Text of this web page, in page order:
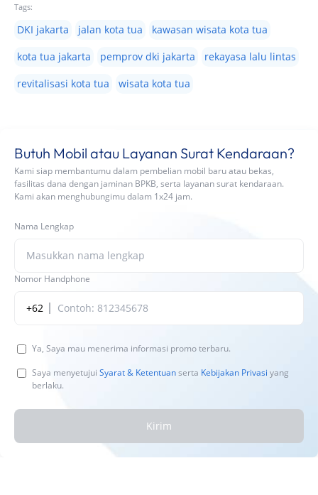
Tags:
DKI jakarta jalan kota tua
kawasan wisata kota tua
kota tua jakarta
pemprov dki jakarta
rekayasa lalu lintas
revitalisasi kota tua
wisata kota tua
Butuh Mobil atau Layanan Surat Kendaraan?
Kami siap membantumu dalam pembelian mobil baru atau bekas,
fasilitas dana dengan jaminan BPKB, serta layanan surat kendaraan.
Kami akan menghubungimu dalam 1x24 jam.
Nama Lengkap
Nomor Handphone
+62
Ya, Saya mau menerima informasi promo terbaru.
Saya menyetujui Syarat & Ketentuanserta Kebijakan Privasi yang
berlaku.
Kirim